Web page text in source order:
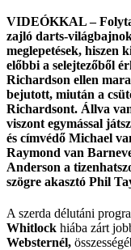
VIDEÓKKAL –
zajló darts-
meglepetések, hiszen
előbbi a selejtezőből
Richardson ellen
bejutott, miután a
Richardsont. Állva
viszont egymással
és címvédő Michael
Raymond van
Anderson a
szögre akasztó Phil
A szerda délutáni
Whitlock hiába zárt
Websternél,